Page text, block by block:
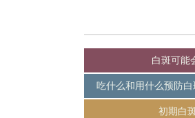
白斑可能
吃什么和用什么预防白
初期白